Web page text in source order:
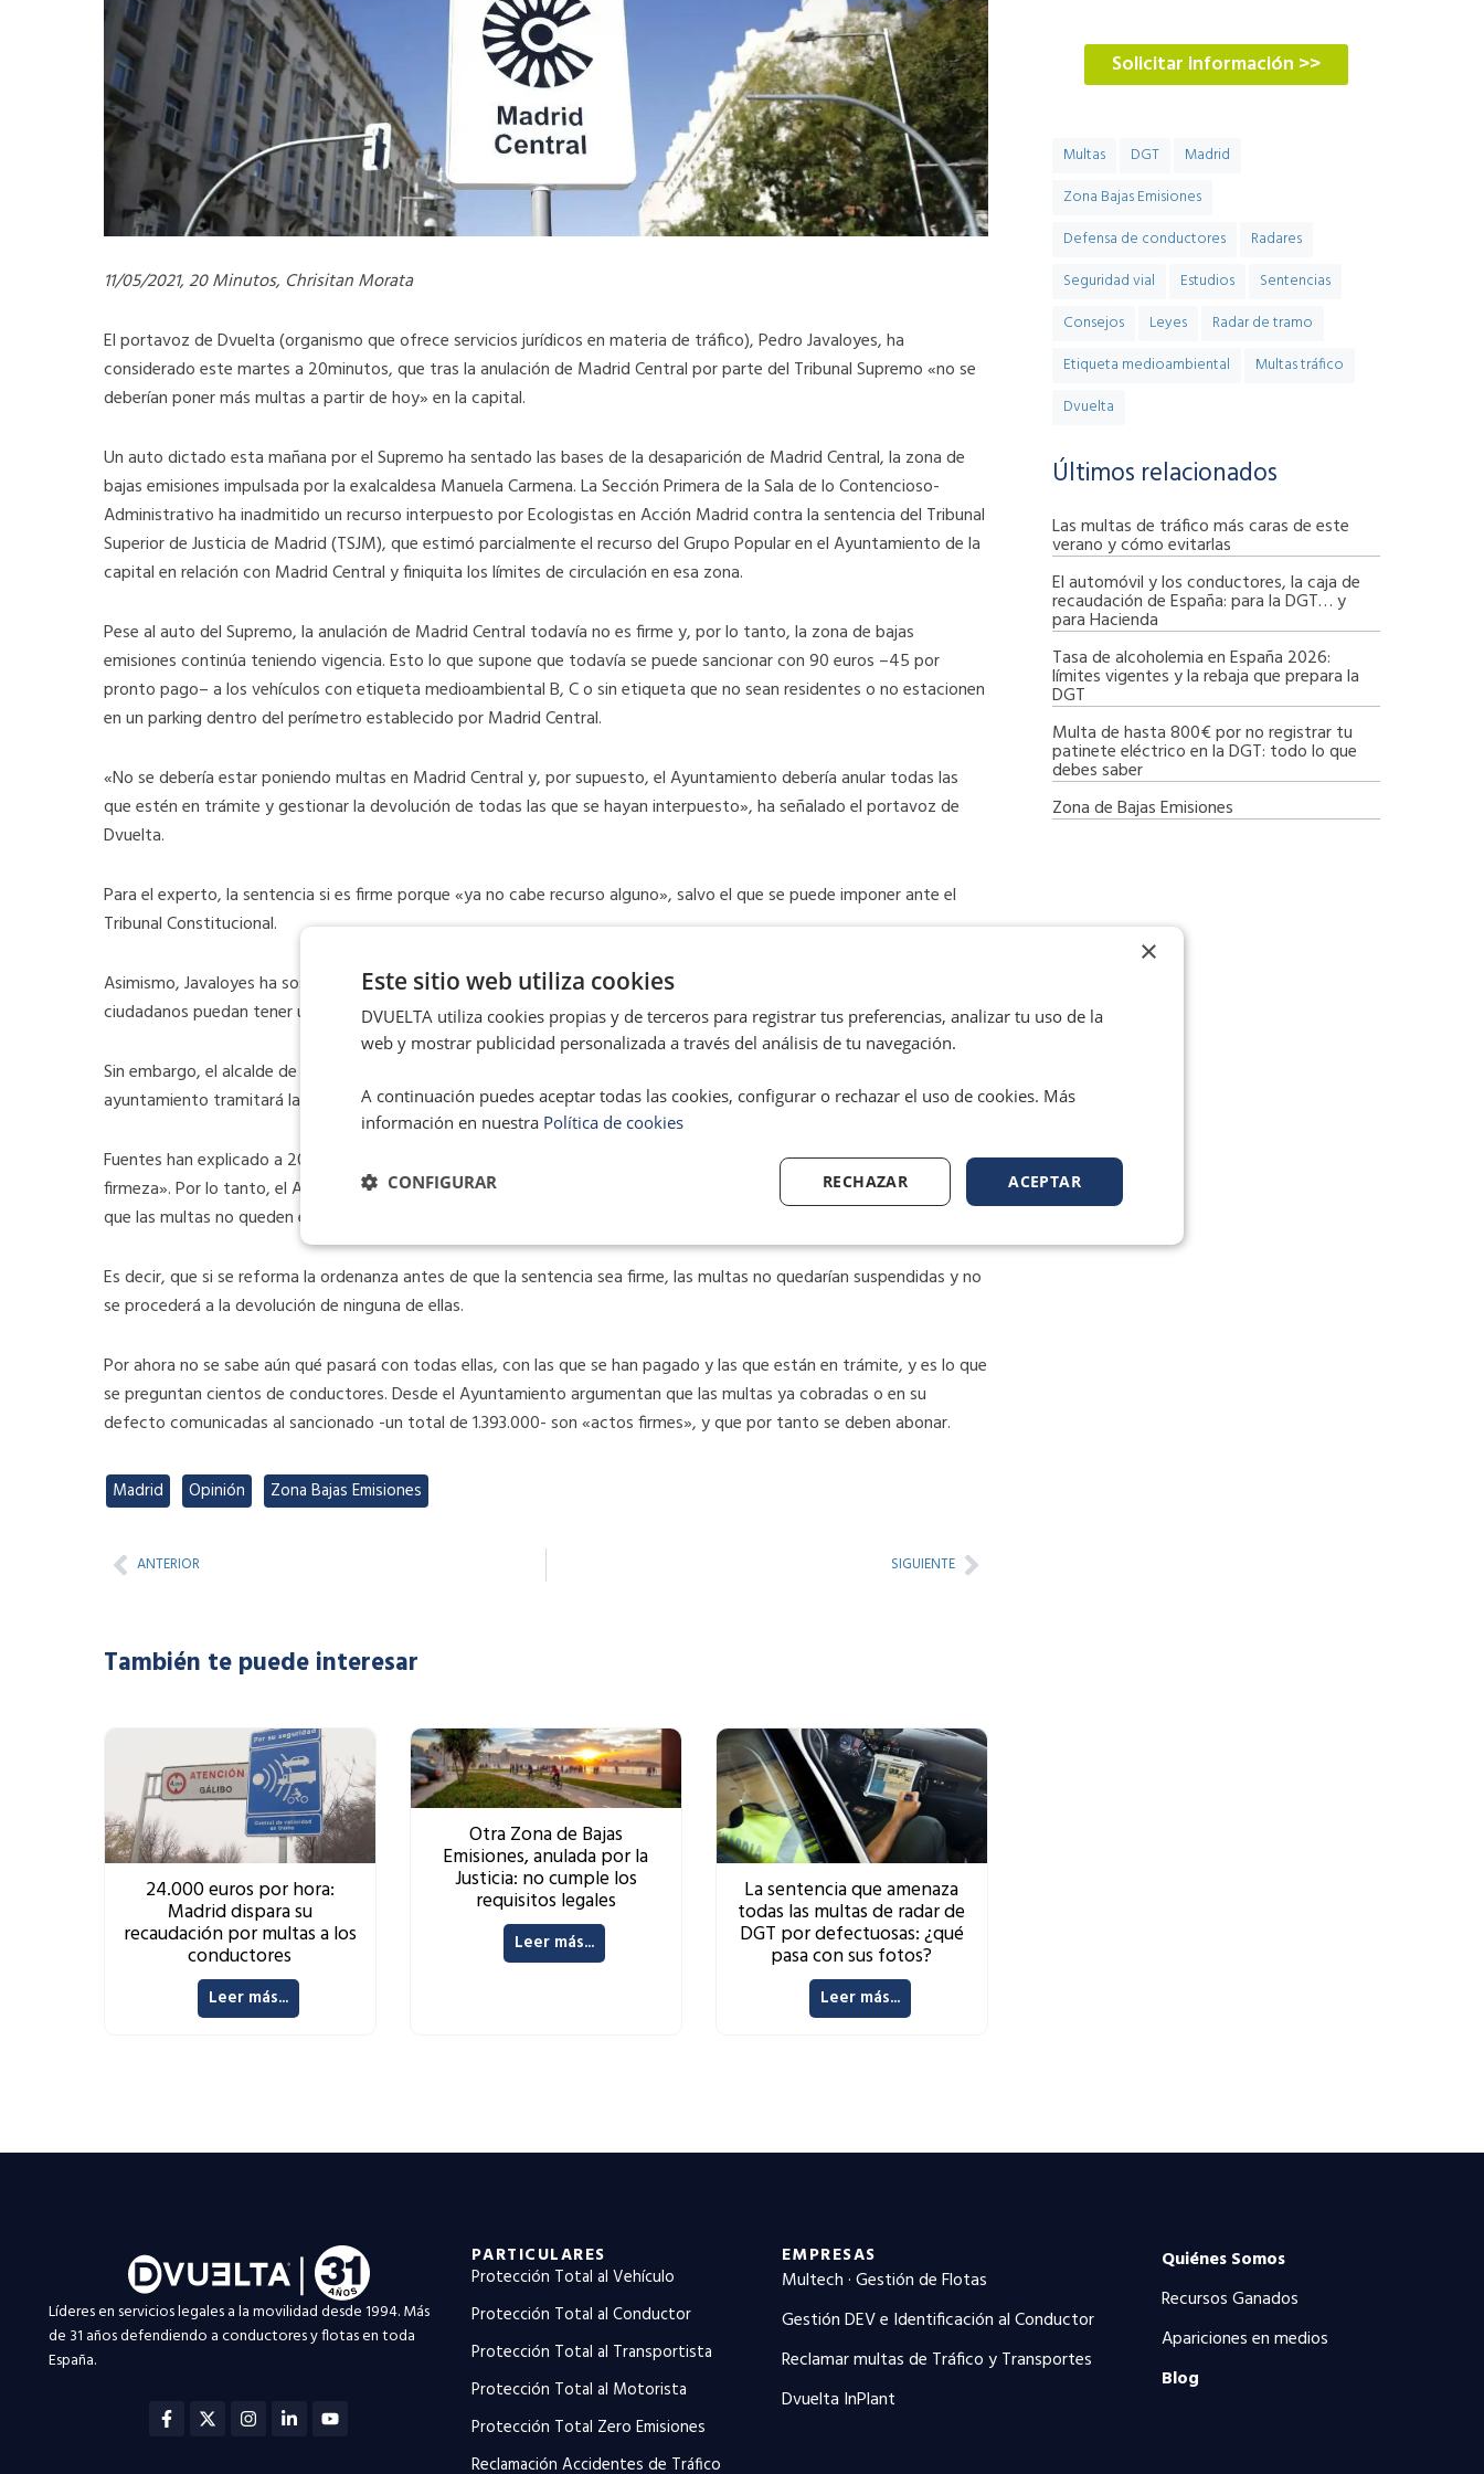
11/05/2021, 20 Minutos, Chrisitan Morata
El portavoz de Dvuelta (organismo que ofrece servicios jurídicos en materia de tráfico), Pedro Javaloyes, ha
considerado este martes a 20minutos, que tras la anulación de Madrid Central por parte del Tribunal Supremo «no se
deberían poner más multas a partir de hoy» en la capital.
Un auto dictado esta mañana por el Supremo ha sentado las bases de la desaparición de Madrid Central, la zona de
bajas emisiones impulsada por la exalcaldesa Manuela Carmena. La Sección Primera de la Sala de lo Contencioso-
Administrativo ha inadmitido un recurso interpuesto por Ecologistas en Acción Madrid contra la sentencia del Tribunal
Superior de Justicia de Madrid (TSJM), que estimó parcialmente el recurso del Grupo Popular en el Ayuntamiento de la
capital en relación con Madrid Central y finiquita los límites de circulación en esa zona.
Pese al auto del Supremo, la anulación de Madrid Central todavía no es firme y, por lo tanto, la zona de bajas
emisiones continúa teniendo vigencia. Esto lo que supone que todavía se puede sancionar con 90 euros –45 por
pronto pago– a los vehículos con etiqueta medioambiental B, C o sin etiqueta que no sean residentes o no estacionen
en un parking dentro del perímetro establecido por Madrid Central.
«No se debería estar poniendo multas en Madrid Central y, por supuesto, el Ayuntamiento debería anular todas las
que estén en trámite y gestionar la devolución de todas las que se hayan interpuesto», ha señalado el portavoz de
Dvuelta.
Para el experto, la sentencia si es firme porque «ya no cabe recurso alguno», salvo el que se puede imponer ante el
Tribunal Constitucional.
Asimismo, Javaloyes ha sostenido que desde Dvuelta se está estudiando la publicación de dos trámites para que los
ciudadanos puedan tener una cobertura jurídica para solicitar la devolución de las multas que ya han sido impuestas.
Sin embargo, el alcalde de la capital, José Luis Martínez-Almeida, ha explicado que «Madrid central sigue en vigor y el
ayuntamiento tramitará la multa correspondiente si accede indebidamente».
Fuentes han explicado a 20minutos que existe un «plazo de dos meses desde la sentencia hasta que adquiere la
firmeza». Por lo tanto, el Ayuntamiento tiene este mismo plazo para aprobar la ordenanza sin defectos de forma y
que las multas no queden en un limbo legal o decaigan.
Es decir, que si se reforma la ordenanza antes de que la sentencia sea firme, las multas no quedarían suspendidas y no
se procederá a la devolución de ninguna de ellas.
Por ahora no se sabe aún qué pasará con todas ellas, con las que se han pagado y las que están en trámite, y es lo que
se preguntan cientos de conductores. Desde el Ayuntamiento argumentan que las multas ya cobradas o en su
defecto comunicadas al sancionado -un total de 1.393.000- son «actos firmes», y que por tanto se deben abonar.
Madrid Opinión Zona Bajas Emisiones
Prev
ANTERIOR SIGUIENTENext
También te puede interesar
24.000 euros por hora:
Madrid dispara su
recaudación por multas a los
conductores
Leer más...
Otra Zona de Bajas
Emisiones, anulada por la
Justicia: no cumple los
requisitos legales
Leer más...
La sentencia que amenaza
todas las multas de radar de
DGT por defectuosas: ¿qué
pasa con sus fotos?
Leer más...
Solicitar información >>
Multas DGT
Madrid
Zona Bajas Emisiones
Defensa de conductores
Radares
Seguridad vial
Estudios
Sentencias
Consejos
Leyes
Radar de tramo
Etiqueta medioambiental
Multas tráfico
Dvuelta
Últimos relacionados
Las multas de tráfico más caras de este
verano y cómo evitarlas
El automóvil y los conductores, la caja de
recaudación de España: para la DGT… y
para Hacienda
Tasa de alcoholemia en España 2026:
límites vigentes y la rebaja que prepara la
DGT
Multa de hasta 800€ por no registrar tu
patinete eléctrico en la DGT: todo lo que
debes saber
Zona de Bajas Emisiones
Líderes en servicios legales a la movilidad desde 1994. Más
de 31 años defendiendo a conductores y flotas en toda
España.
Facebook-
f
X-
twitter
Instagram
Linkedin-
in
Youtube
PARTICULARES
Protección Total al Vehículo
Protección Total al Conductor
Protección Total al Transportista
Protección Total al Motorista
Protección Total Zero Emisiones
Reclamación Accidentes de Tráfico
EMPRESAS
Multech · Gestión de Flotas
Gestión DEV e Identificación al Conductor
Reclamar multas de Tráfico y Transportes
Dvuelta InPlant
Quiénes Somos
Recursos Ganados
Apariciones en medios
Blog
×
Este sitio web utiliza cookies
DVUELTA utiliza cookies propias y de terceros para registrar tus preferencias, analizar tu uso de la
web y mostrar publicidad personalizada a través del análisis de tu navegación.
A continuación puedes aceptar todas las cookies, configurar o rechazar el uso de cookies. Más
información en nuestra Política de cookies
ACEPTAR
RECHAZAR
CONFIGURAR